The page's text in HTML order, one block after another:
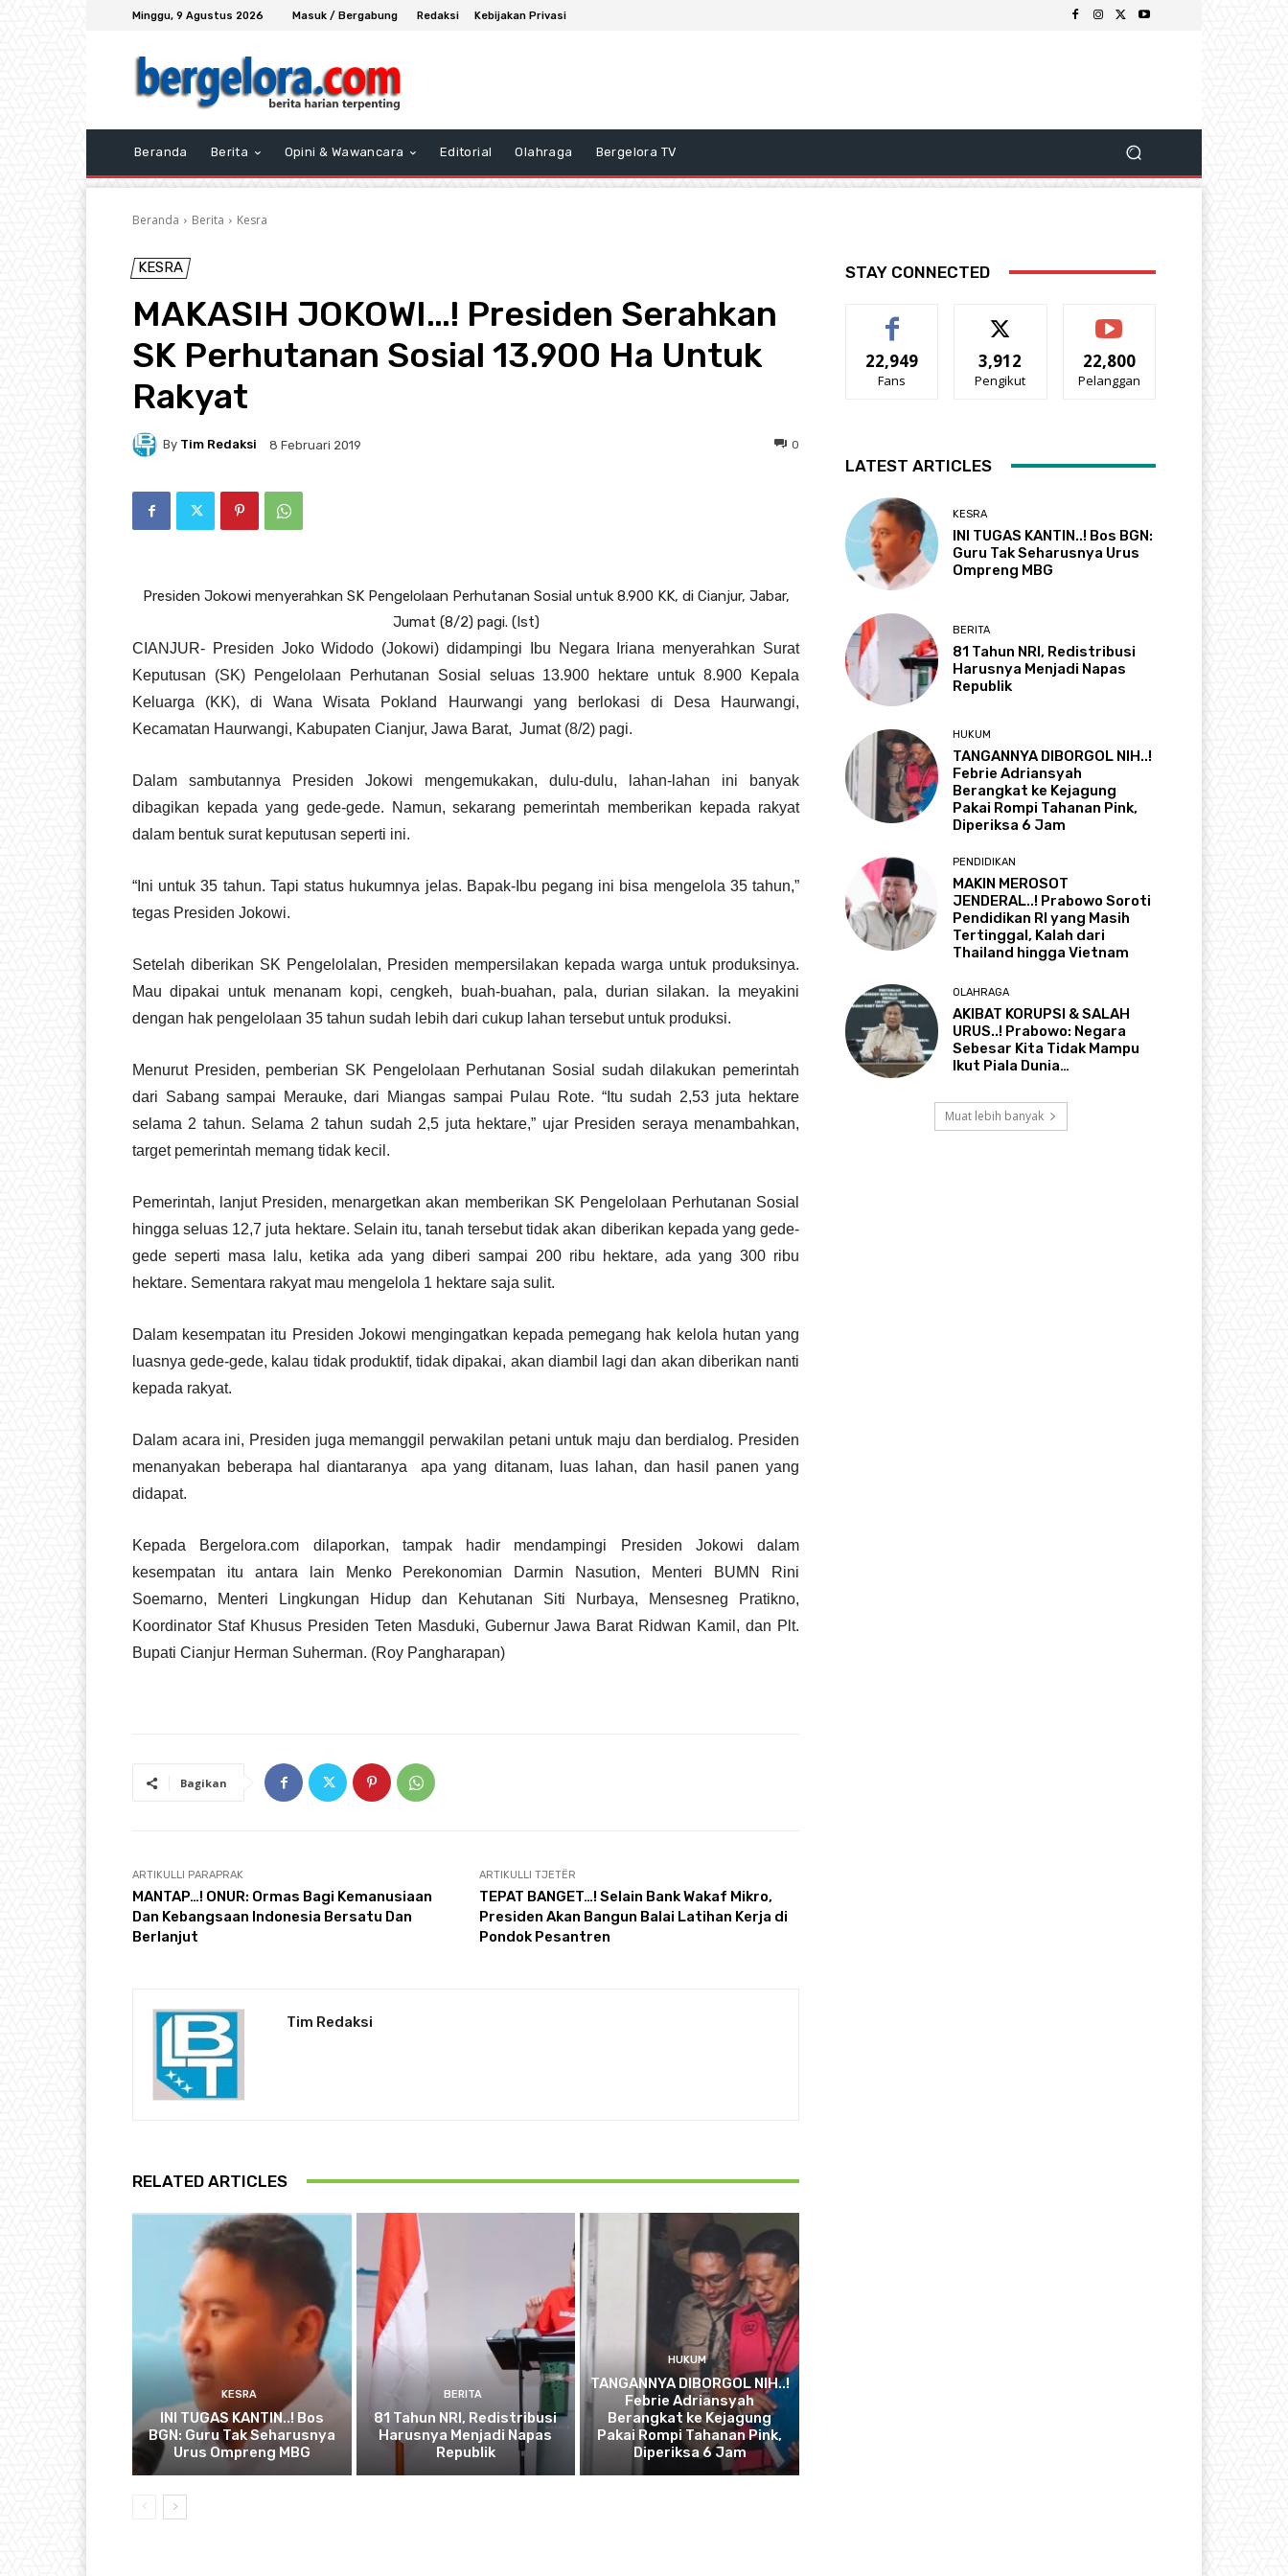
Minggu, 9 Agustus 2026 Masuk / Bergabung Redaksi Kebijakan Privasi
Beranda Berita Opini & Wawancara Editorial Olahraga Bergelora TV
Beranda Berita Kesra
KESRA
MAKASIH JOKOWI…! Presiden Serahkan
SK Perhutanan Sosial 13.900 Ha Untuk
Rakyat
By Tim Redaksi 8 Februari 2019 0
Presiden Jokowi menyerahkan SK Pengelolaan Perhutanan Sosial untuk 8.900 KK, di Cianjur, Jabar,
Jumat (8/2) pagi. (Ist)
CIANJUR- Presiden Joko Widodo (Jokowi) didampingi Ibu Negara Iriana menyerahkan Surat
Keputusan (SK) Pengelolaan Perhutanan Sosial seluas 13.900 hektare untuk 8.900 Kepala
Keluarga (KK), di Wana Wisata Pokland Haurwangi yang berlokasi di Desa Haurwangi,
Kecamatan Haurwangi, Kabupaten Cianjur, Jawa Barat, Jumat (8/2) pagi.
Dalam sambutannya Presiden Jokowi mengemukakan, dulu-dulu, lahan-lahan ini banyak
dibagikan kepada yang gede-gede. Namun, sekarang pemerintah memberikan kepada rakyat
dalam bentuk surat keputusan seperti ini.
“Ini untuk 35 tahun. Tapi status hukumnya jelas. Bapak-Ibu pegang ini bisa mengelola 35 tahun,”
tegas Presiden Jokowi.
Setelah diberikan SK Pengelolalan, Presiden mempersilakan kepada warga untuk produksinya.
Mau dipakai untuk menanam kopi, cengkeh, buah-buahan, pala, durian silakan. Ia meyakini
dengan hak pengelolaan 35 tahun sudah lebih dari cukup lahan tersebut untuk produksi.
Menurut Presiden, pemberian SK Pengelolaan Perhutanan Sosial sudah dilakukan pemerintah
dari Sabang sampai Merauke, dari Miangas sampai Pulau Rote. “Itu sudah 2,53 juta hektare
selama 2 tahun. Selama 2 tahun sudah 2,5 juta hektare,” ujar Presiden seraya menambahkan,
target pemerintah memang tidak kecil.
Pemerintah, lanjut Presiden, menargetkan akan memberikan SK Pengelolaan Perhutanan Sosial
hingga seluas 12,7 juta hektare. Selain itu, tanah tersebut tidak akan diberikan kepada yang gede-
gede seperti masa lalu, ketika ada yang diberi sampai 200 ribu hektare, ada yang 300 ribu
hektare. Sementara rakyat mau mengelola 1 hektare saja sulit.
Dalam kesempatan itu Presiden Jokowi mengingatkan kepada pemegang hak kelola hutan yang
luasnya gede-gede, kalau tidak produktif, tidak dipakai, akan diambil lagi dan akan diberikan nanti
kepada rakyat.
Dalam acara ini, Presiden juga memanggil perwakilan petani untuk maju dan berdialog. Presiden
menanyakan beberapa hal diantaranya apa yang ditanam, luas lahan, dan hasil panen yang
didapat.
Kepada Bergelora.com dilaporkan, tampak hadir mendampingi Presiden Jokowi dalam
kesempatan itu antara lain Menko Perekonomian Darmin Nasution, Menteri BUMN Rini
Soemarno, Menteri Lingkungan Hidup dan Kehutanan Siti Nurbaya, Mensesneg Pratikno,
Koordinator Staf Khusus Presiden Teten Masduki, Gubernur Jawa Barat Ridwan Kamil, dan Plt.
Bupati Cianjur Herman Suherman. (Roy Pangharapan)
Bagikan
ARTIKULLI PARAPRAK
MANTAP…! ONUR: Ormas Bagi Kemanusiaan
Dan Kebangsaan Indonesia Bersatu Dan
Berlanjut
ARTIKULLI TJETËR
TEPAT BANGET…! Selain Bank Wakaf Mikro,
Presiden Akan Bangun Balai Latihan Kerja di
Pondok Pesantren
Tim Redaksi
RELATED ARTICLES
KESRA
INI TUGAS KANTIN..! Bos
BGN: Guru Tak Seharusnya
Urus Ompreng MBG
BERITA
81 Tahun NRI, Redistribusi
Harusnya Menjadi Napas
Republik
HUKUM
TANGANNYA DIBORGOL NIH..!
Febrie Adriansyah
Berangkat ke Kejagung
Pakai Rompi Tahanan Pink,
Diperiksa 6 Jam
STAY CONNECTED
22,949
Fans
3,912
Pengikut
22,800
Pelanggan
LATEST ARTICLES
KESRA
INI TUGAS KANTIN..! Bos BGN:
Guru Tak Seharusnya Urus
Ompreng MBG
BERITA
81 Tahun NRI, Redistribusi
Harusnya Menjadi Napas
Republik
HUKUM
TANGANNYA DIBORGOL NIH..!
Febrie Adriansyah
Berangkat ke Kejagung
Pakai Rompi Tahanan Pink,
Diperiksa 6 Jam
PENDIDIKAN
MAKIN MEROSOT
JENDERAL..! Prabowo Soroti
Pendidikan RI yang Masih
Tertinggal, Kalah dari
Thailand hingga Vietnam
OLAHRAGA
AKIBAT KORUPSI & SALAH
URUS..! Prabowo: Negara
Sebesar Kita Tidak Mampu
Ikut Piala Dunia…
Muat lebih banyak